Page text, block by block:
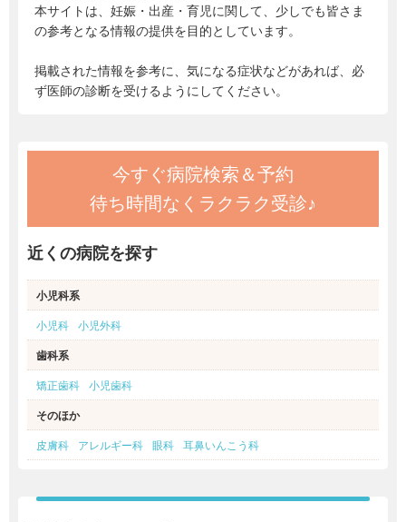
本サイトは、妊娠・出産・育児に関して、少しでも皆さま
の参考となる情報の提供を目的としています。
掲載された情報を参考に、気になる症状などがあれば、必
ず医師の診断を受けるようにしてください。
今すぐ病院検索＆予約
待ち時間なくラクラク受診♪
近くの病院を探す
小児科系
小児科 小児外科
歯科系
矯正歯科 小児歯科
そのほか
皮膚科 アレルギー科 眼科 耳鼻いんこう科